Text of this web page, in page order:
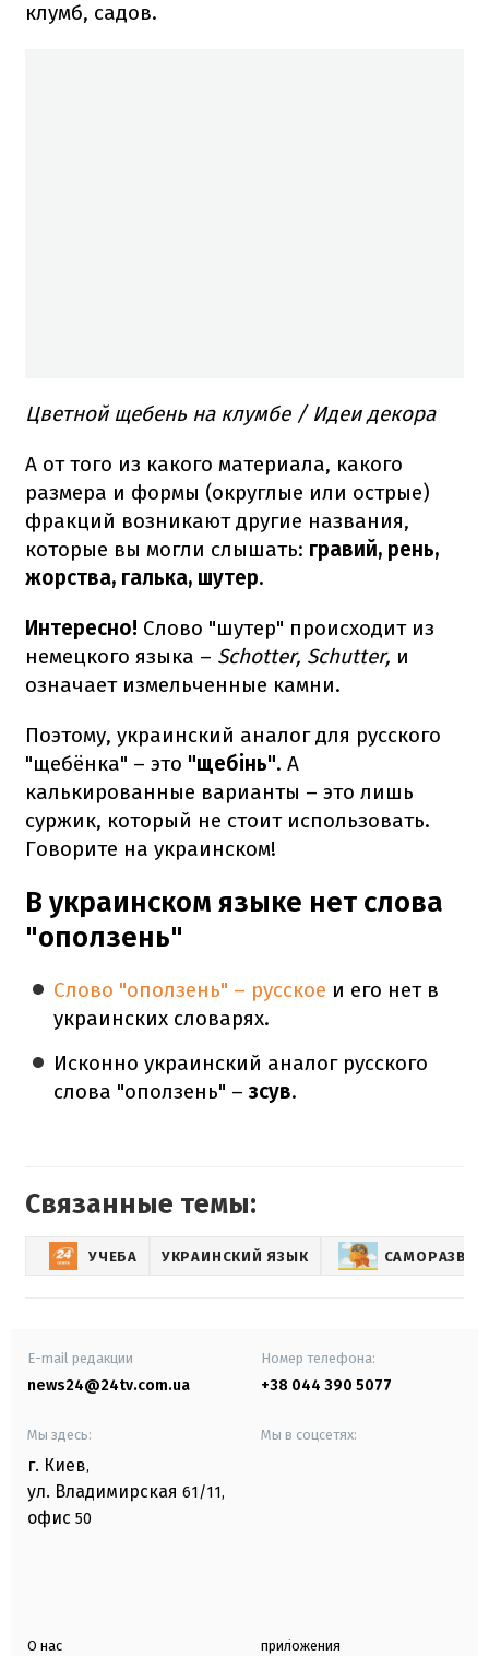
клумб, садов.
Цветной щебень на клумбе / Идеи декора
А от того из какого материала, какого
размера и формы (округлые или острые)
фракций возникают другие названия,
которые вы могли слышать: гравий, рень,
жорства, галька, шутер.
Интересно! Слово "шутер" происходит из
немецкого языка – Schotter, Schutter, и
означает измельченные камни.
Поэтому, украинский аналог для русского
"щебёнка" – это "щебінь". А
калькированные варианты – это лишь
суржик, который не стоит использовать.
Говорите на украинском!
В украинском языке нет слова
"оползень"
Слово "оползень" – русское и его нет в
украинских словарях.
Исконно украинский аналог русского
слова "оползень" –зсув.
Связанные темы:
УЧЕБА УКРАИНСКИЙ ЯЗЫК
E-mail редакции
news24@24tv.com.ua
Номер телефона:
+38 044 390 5077
Мы здесь:
г. Киев,
ул. Владимирская 61/11,
офис 50
Мы в соцсетях:
О нас приложения